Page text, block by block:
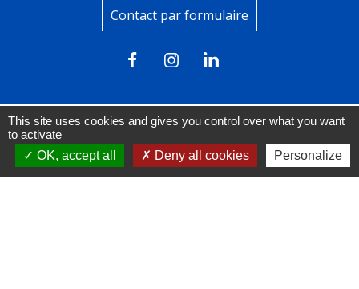
Contact par formulaire
Liens
This site uses cookies and gives you control over what you want
to activate
OK, accept all
Deny all cookies Personalize